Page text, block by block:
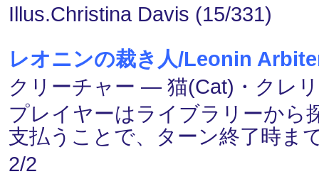
Illus.Christina Davis (15/331)
レオニンの裁き人/Leonin
クリーチャー ― 猫(Cat)・クレ
プレイヤーはライブラリーから
支払うことで、ターン終了時ま
2/2